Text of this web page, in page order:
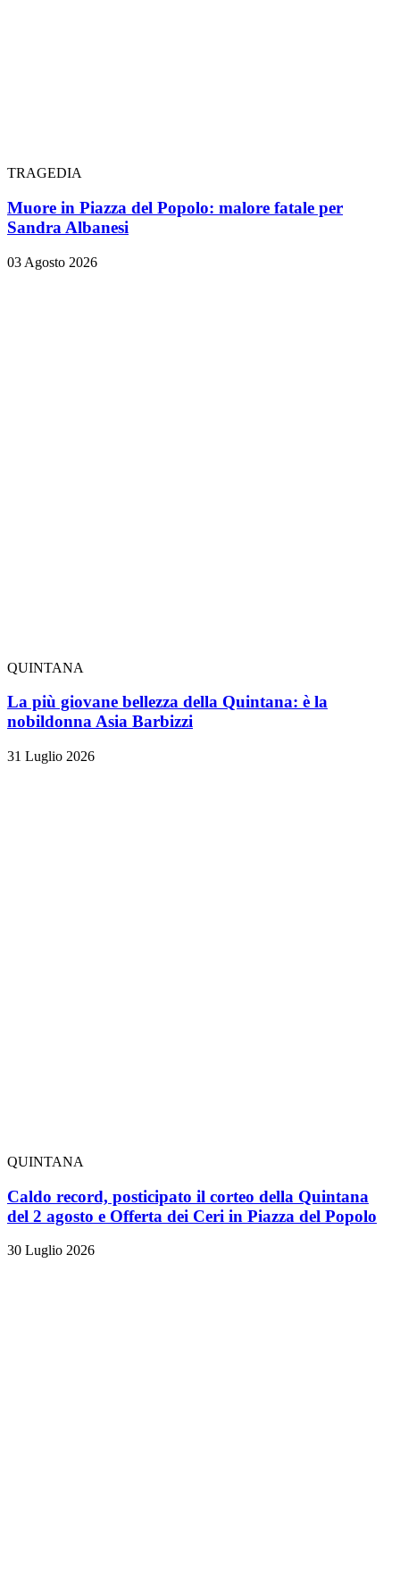
TRAGEDIA
Muore in Piazza del Popolo: malore fatale per
Sandra Albanesi
03 Agosto 2026
QUINTANA
La più giovane bellezza della Quintana: è la
nobildonna Asia Barbizzi
31 Luglio 2026
QUINTANA
Caldo record, posticipato il corteo della Quintana
del 2 agosto e Offerta dei Ceri in Piazza del Popolo
30 Luglio 2026